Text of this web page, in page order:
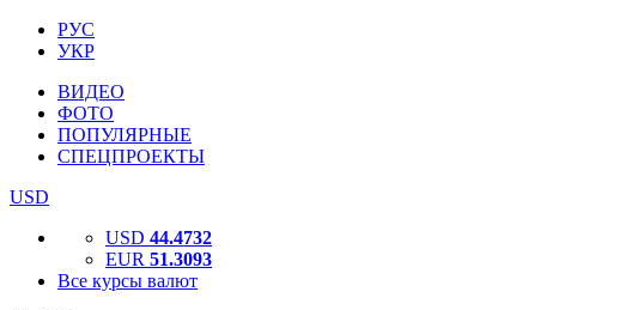
РУС
УКР
ВИДЕО
ФОТО
ПОПУЛЯРНЫЕ
СПЕЦПРОЕКТЫ
USD
USD 44.4732
EUR 51.3093
Все курсы валют